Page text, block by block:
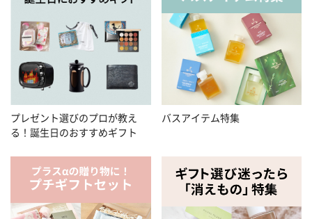
プレゼント選びのプロが教え
る！誕生日のおすすめギフト
バスアイテム特集